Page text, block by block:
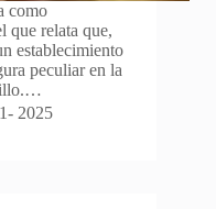
como
que relata que,
establecimiento
peculiar en la
2025